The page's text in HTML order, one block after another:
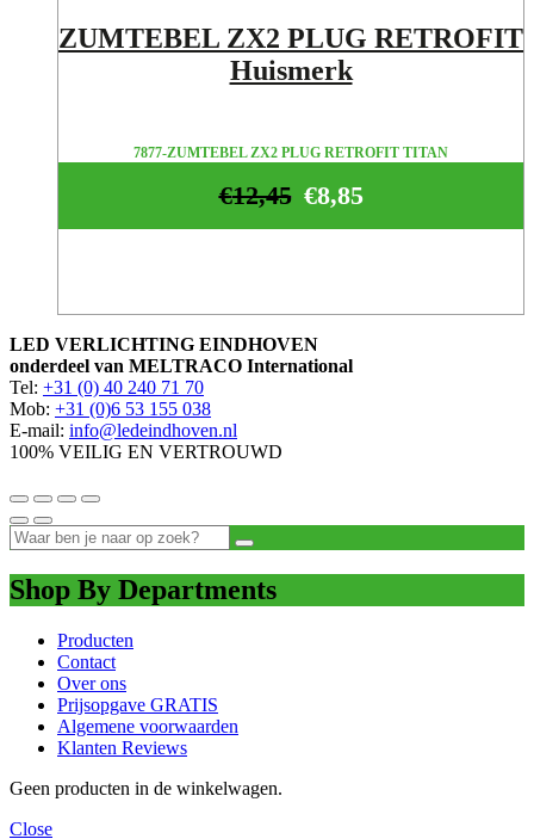
ZUMTEBEL ZX2 PLUG RETROFIT
Huismerk
7877-ZUMTEBEL ZX2 PLUG RETROFIT TITAN
€8,85
€12,45
LED VERLICHTING EINDHOVEN
onderdeel van MELTRACO International
Tel: +31 (0) 40 240 71 70
Mob: +31 (0)6 53 155 038
E-mail: info@ledeindhoven.nl
100% VEILIG EN VERTROUWD
Shop By Departments
Producten
Contact
Over ons
Prijsopgave GRATIS
Algemene voorwaarden
Klanten Reviews
Geen producten in de winkelwagen.
Close